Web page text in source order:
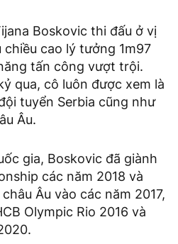
Boskovic thi đấu ở vị
cao lý tưởng 1m97
tấn công vượt trội.
qua, cô luôn được xem là
tuyển Serbia cũng như
Âu.
gia, Boskovic đã giành
các năm 2018 và
Âu vào các năm 2017,
Olympic Rio 2016 và